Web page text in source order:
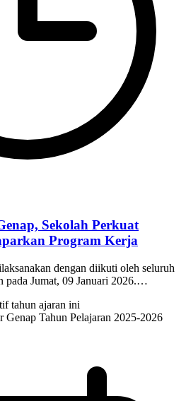
Sekolah Perkuat
Program Kerja
dengan diikuti oleh seluruh
pada Jumat, 09 Januari 2026.…
tahun ajaran ini